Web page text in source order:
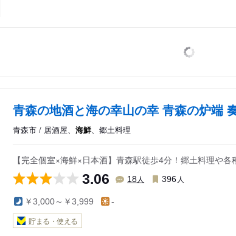
青森の地酒と海の幸山の幸 青森の炉端
青森市 / 居酒屋、 海鮮、郷土料理
【完全個室×海鮮×日本酒】青森駅徒歩4分！郷土料理や
3.06 18人 396 人
￥3,000～￥3,999 -
貯まる・使える